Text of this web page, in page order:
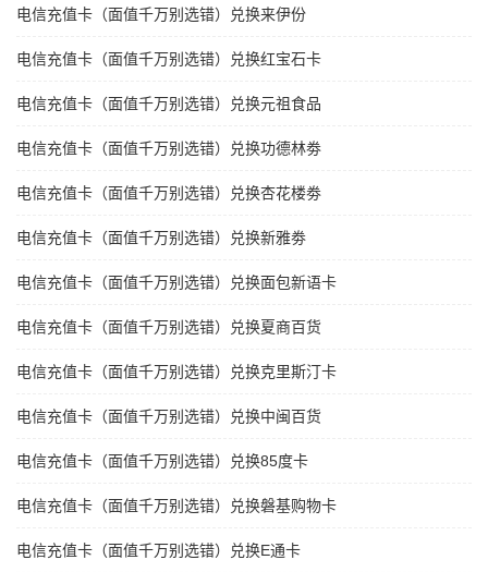
电信充值卡（面值千万别选错）兑换来伊份
电信充值卡（面值千万别选错）兑换红宝石卡
电信充值卡（面值千万别选错）兑换元祖食品
电信充值卡（面值千万别选错）兑换功德林劵
电信充值卡（面值千万别选错）兑换杏花楼劵
电信充值卡（面值千万别选错）兑换新雅劵
电信充值卡（面值千万别选错）兑换面包新语卡
电信充值卡（面值千万别选错）兑换夏商百货
电信充值卡（面值千万别选错）兑换克里斯汀卡
电信充值卡（面值千万别选错）兑换中闽百货
电信充值卡（面值千万别选错）兑换85度卡
电信充值卡（面值千万别选错）兑换磐基购物卡
电信充值卡（面值千万别选错）兑换E通卡